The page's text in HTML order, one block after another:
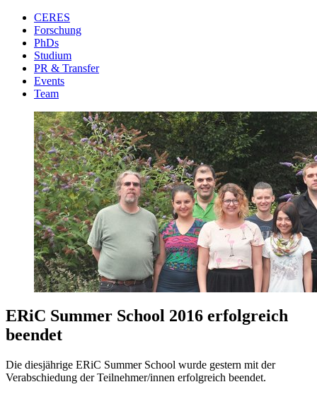
CERES
Forschung
PhDs
Studium
PR & Transfer
Events
Team
ERiC Summer School 2016 erfolgreich
beendet
Die diesjährige ERiC Summer School wurde gestern mit der
Verabschiedung der Teilnehmer/innen erfolgreich beendet.